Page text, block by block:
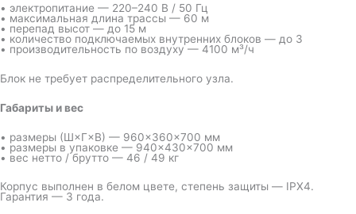
• электропитание — 220–240 В / 50 Гц
• максимальная длина трассы — 60 м
• перепад высот — до 15 м
• количество подключаемых внутренних блоков — до 3
• производительность по воздуху — 4100 м³/ч
Блок не требует распределительного узла.
Габариты и вес
• размеры (Ш×Г×В) — 960×360×700 мм
• размеры в упаковке — 940×430×700 мм
• вес нетто / брутто — 46 / 49 кг
Корпус выполнен в белом цвете, степень защиты — IPX4.
Гарантия — 3 года.